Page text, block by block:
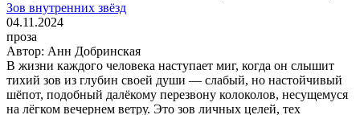
Зов внутренних звёзд
04.11.2024
проза
Автор: Анн Добринская
В жизни каждого человека наступает миг, когда он слышит
тихий зов из глубин своей души — слабый, но настойчивый
шёпот, подобный далёкому перезвону колоколов, несущемуся
на лёгком вечернем ветру. Это зов личных целей, тех